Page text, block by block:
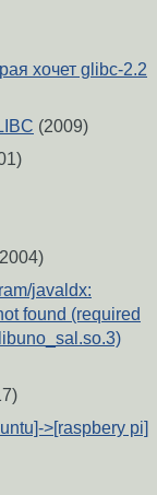
хочет glibc-2.2
(2009)
javaldx:
found (required
>[raspbery pi]